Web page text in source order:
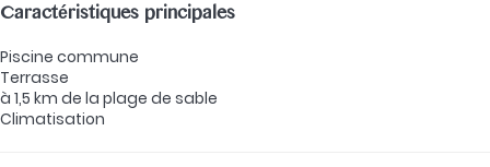
Caractéristiques principales
Piscine commune
Terrasse
à 1,5 km de la plage de sable
Climatisation